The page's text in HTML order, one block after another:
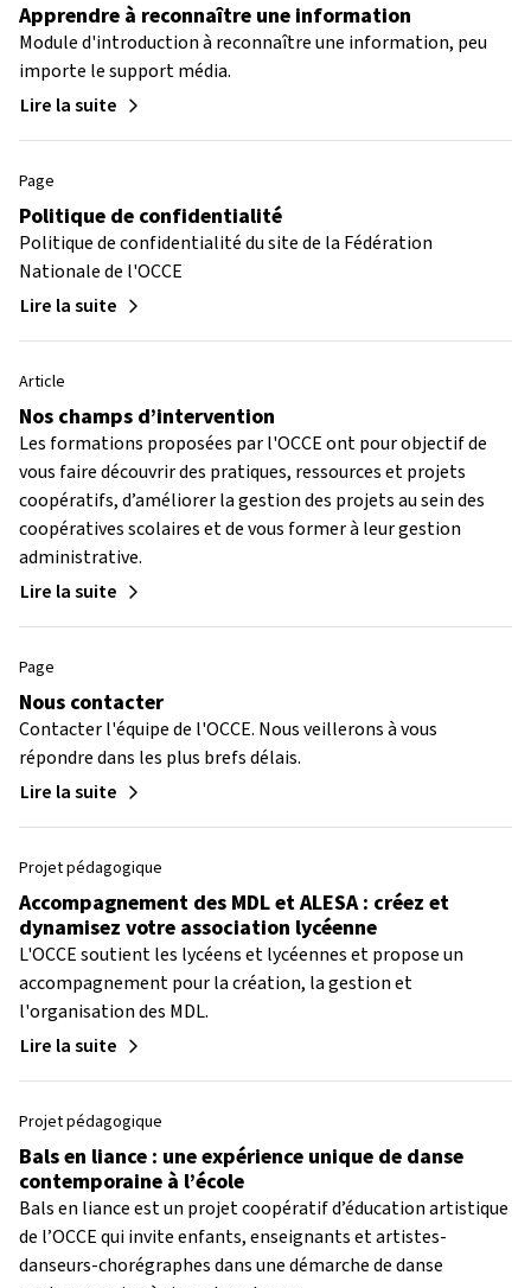
Apprendre à reconnaître une information
Module d'introduction à reconnaître une information, peu
importe le support média.
Lire la suite
Page
Politique de confidentialité
Politique de confidentialité du site de la Fédération
Nationale de l'OCCE
Lire la suite
Article
Nos champs d’intervention
Les formations proposées par l'OCCE ont pour objectif de
vous faire découvrir des pratiques, ressources et projets
coopératifs, d’améliorer la gestion des projets au sein des
coopératives scolaires et de vous former à leur gestion
administrative.
Lire la suite
Page
Nous contacter
Contacter l'équipe de l'OCCE. Nous veillerons à vous
répondre dans les plus brefs délais.
Lire la suite
Projet pédagogique
Accompagnement des MDL et ALESA : créez et
dynamisez votre association lycéenne
L'OCCE soutient les lycéens et lycéennes et propose un
accompagnement pour la création, la gestion et
l'organisation des MDL.
Lire la suite
Projet pédagogique
Bals en liance : une expérience unique de danse
contemporaine à l’école
Bals en liance est un projet coopératif d’éducation artistique
de l’OCCE qui invite enfants, enseignants et artistes-
danseurs-chorégraphes dans une démarche de danse